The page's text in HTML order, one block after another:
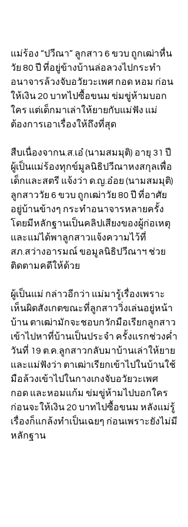
แม่ร้อง “ปวีณา” ลูกสาว 6 ขวบ ถูกเฒ่าหื่น
วัย 80 ปี ที่อยู่ข้างบ้านล่อลวงไปกระทำ
อนาจารล้วงจับอวัยวะเพศ กอด หอม ก่อน
ให้เงิน 20 บาทไปซื้อขนม ข่มขู่ห้ามบอก
ใคร แต่เด็กมาเล่าให้ยายกับแม่ฟัง แม่
ต้องการเอาเรื่องให้ถึงที่สุด
สืบเนื่องจากน.ส.เอ๋ (นามสมมุติ) อายุ 31 ปี
ผู้เป็นแม่ร้องทุกข์มูลนิธิปวีณาหงสกุลเพื่อ
เด็กและสตรี แจ้งว่า ด.ญ.อ๋อย (นามสมมุติ)
ลูกสาววัย 6 ขวบ ถูกเฒ่าวัย 80 ปี ที่อาศัย
อยู่บ้านข้างๆ กระทำอนาจารหลายครั้ง
โดยมีหลักฐานเป็นคลิปเสียงของผู้ก่อเหตุ
และแม่ได้พาลูกสาวแจ้งความไว้ที่
สภ.สว่างอารมณ์ ขอมูลนิธิปวีณาฯ ช่วย
ติดตามคดีให้ด้วย
ผู้เป็นแม่ กล่าวอีกว่า แม่มารู้เรื่องเพราะ
เห็นผิดสังเกตขณะที่ลูกสาววิ่งเล่นอยู่หน้า
บ้าน ตาเฒ่ามักจะชอบกวักมือเรียกลูกสาว
เข้าไปหาที่บ้านเป็นประจำ ครั้งแรกช่วงค่ำ
วันที่ 19 ต.ค.ลูกสาวกลับมาบ้านเล่าให้ยาย
และแม่ฟังว่า ตาเฒ่าเรียกเข้าไปในบ้านใช้
มือล้วงเข้าไปในกางเกงจับอวัยวะเพศ
กอด และหอมแก้ม ข่มขู่ห้ามไปบอกใคร
ก่อนจะให้เงิน 20 บาทไปซื้อขนม หลังแม่รู้
เรื่องก็แกล้งทำเป็นเฉยๆ ก่อนเพราะยังไม่มี
หลักฐาน